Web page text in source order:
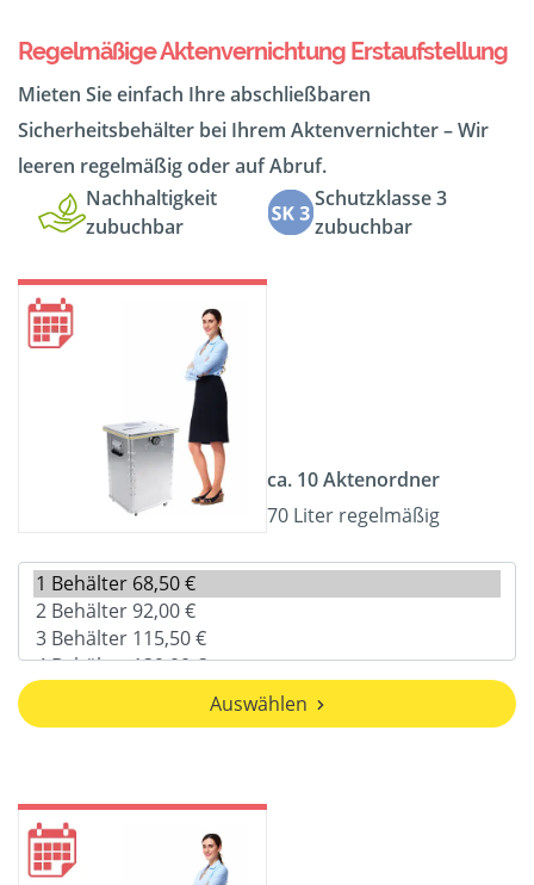
Regelmäßige Aktenvernichtung Erstaufstellung
Mieten Sie einfach Ihre abschließbaren
Sicherheitsbehälter bei Ihrem Aktenvernichter – Wir
leeren regelmäßig oder auf Abruf.
Nachhaltigkeit
zubuchbar
Schutzklasse 3
zubuchbar
ca. 10 Aktenordner
70 Liter regelmäßig
Auswählen